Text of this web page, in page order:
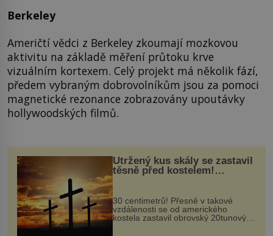
Berkeley
Američtí vědci z Berkeley zkoumají mozkovou
aktivitu na základě měření průtoku krve
vizuálním kortexem. Celý projekt má několik fází,
předem vybraným dobrovolníkům jsou za pomoci
magnetické rezonance zobrazovány upoutávky
hollywoodských filmů.
Utržený kus skály se zastavil
těsně před kostelem!
Ochránila ho boží síla?
30 centimetrů! Přesně v takové
vzdálenosti se od amerického
kostela zastavil obrovský 20tunový